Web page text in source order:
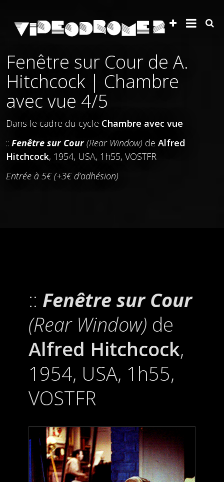
Fenêtre sur Cour de A.
Hitchcock | Chambre
avec vue 4/5
Dans le cadre du cycle Chambre avec vue
:: Fenêtre sur Cour(Rear Window) de Alfred
Hitchcock, 1954, USA, 1h55, VOSTFR
Entrée à 5€ (+3€ d’adhésion)
Fenêtre sur Cour
(Rear Window) de
Alfred Hitchcock,
1954, USA, 1h55,
VOSTFR